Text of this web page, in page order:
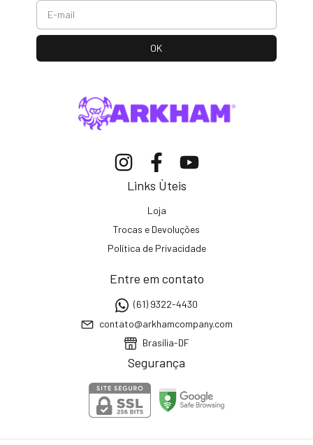
Links Ùteis
Loja
Trocas e Devoluções
Política de Privacidade
Entre em contato
(61) 9322-4430
contato@arkhamcompany.com
Brasília-DF
Segurança